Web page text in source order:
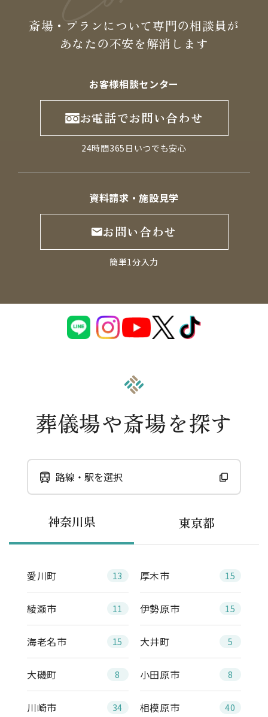
斎場・プランについて専門の相談員が
あなたの不安を解消します
お客様相談センター
お電話でお問い合わせ
24時間365日いつでも安心
資料請求・施設見学
お問い合わせ
簡単1分入力
葬儀場や斎場を探す
路線・駅を選択
神奈川県 東京都
愛川町 13 厚木市 15
綾瀬市 11 伊勢原市 15
海老名市 15 大井町 5
大磯町 8 小田原市 8
川崎市 34 相模原市 40